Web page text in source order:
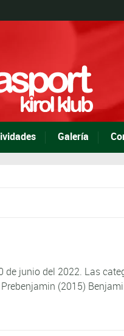
Galería
de junio del 2022. Las
(2015)